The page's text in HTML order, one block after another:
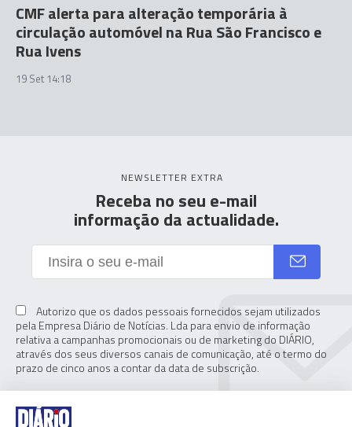
CMF alerta para alteração temporária à
circulação automóvel na Rua São Francisco e
Rua Ivens
19 Set 14:18
NEWSLETTER EXTRA
Receba no seu e-mail
informação da actualidade.
Autorizo que os dados pessoais fornecidos sejam utilizados
pela Empresa Diário de Notícias. Lda para envio de informação
relativa a campanhas promocionais ou de marketing do DIÁRIO,
através dos seus diversos canais de comunicação, até o termo do
prazo de cinco anos a contar da data de subscrição.